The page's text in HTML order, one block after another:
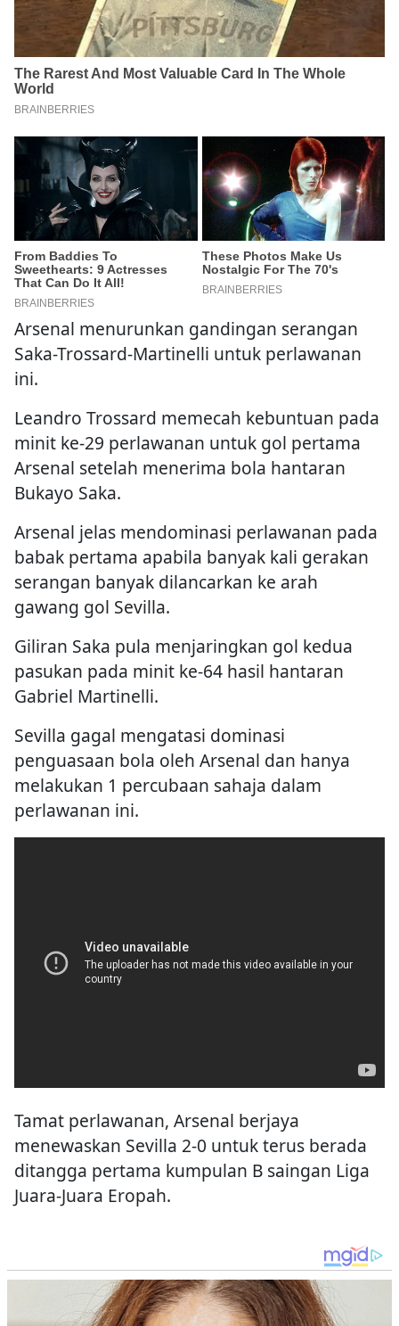
Arsenal menurunkan gandingan serangan
Saka-Trossard-Martinelli untuk perlawanan
ini.
Leandro Trossard memecah kebuntuan pada
minit ke-29 perlawanan untuk gol pertama
Arsenal setelah menerima bola hantaran
Bukayo Saka.
Arsenal jelas mendominasi perlawanan pada
babak pertama apabila banyak kali gerakan
serangan banyak dilancarkan ke arah
gawang gol Sevilla.
Sevilla gagal mengatasi dominasi
penguasaan bola oleh Arsenal dan hanya
melakukan 1 percubaan sahaja dalam